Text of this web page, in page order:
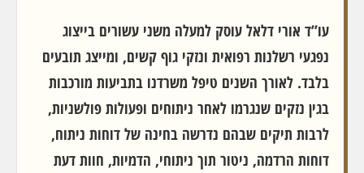
עו”ד אורי דלאל עוסק למעלה משני עשורים בייצוג
נפגעי רשלנות רפואית ונזקי גוף קשים, ומייצג תובעים
בלבד. לאורך השנים טיפל משרדנו בתביעות מורכבות
בגין נזקים שנגרמו לאחר ניתוחים ופעולות פולשניות,
לרבות תיקים שבהם נדרשה בחינה של דוחות ניתוח,
דוחות הרדמה, ניטור תוך ניתוחי, הדמיות, חוות דעת